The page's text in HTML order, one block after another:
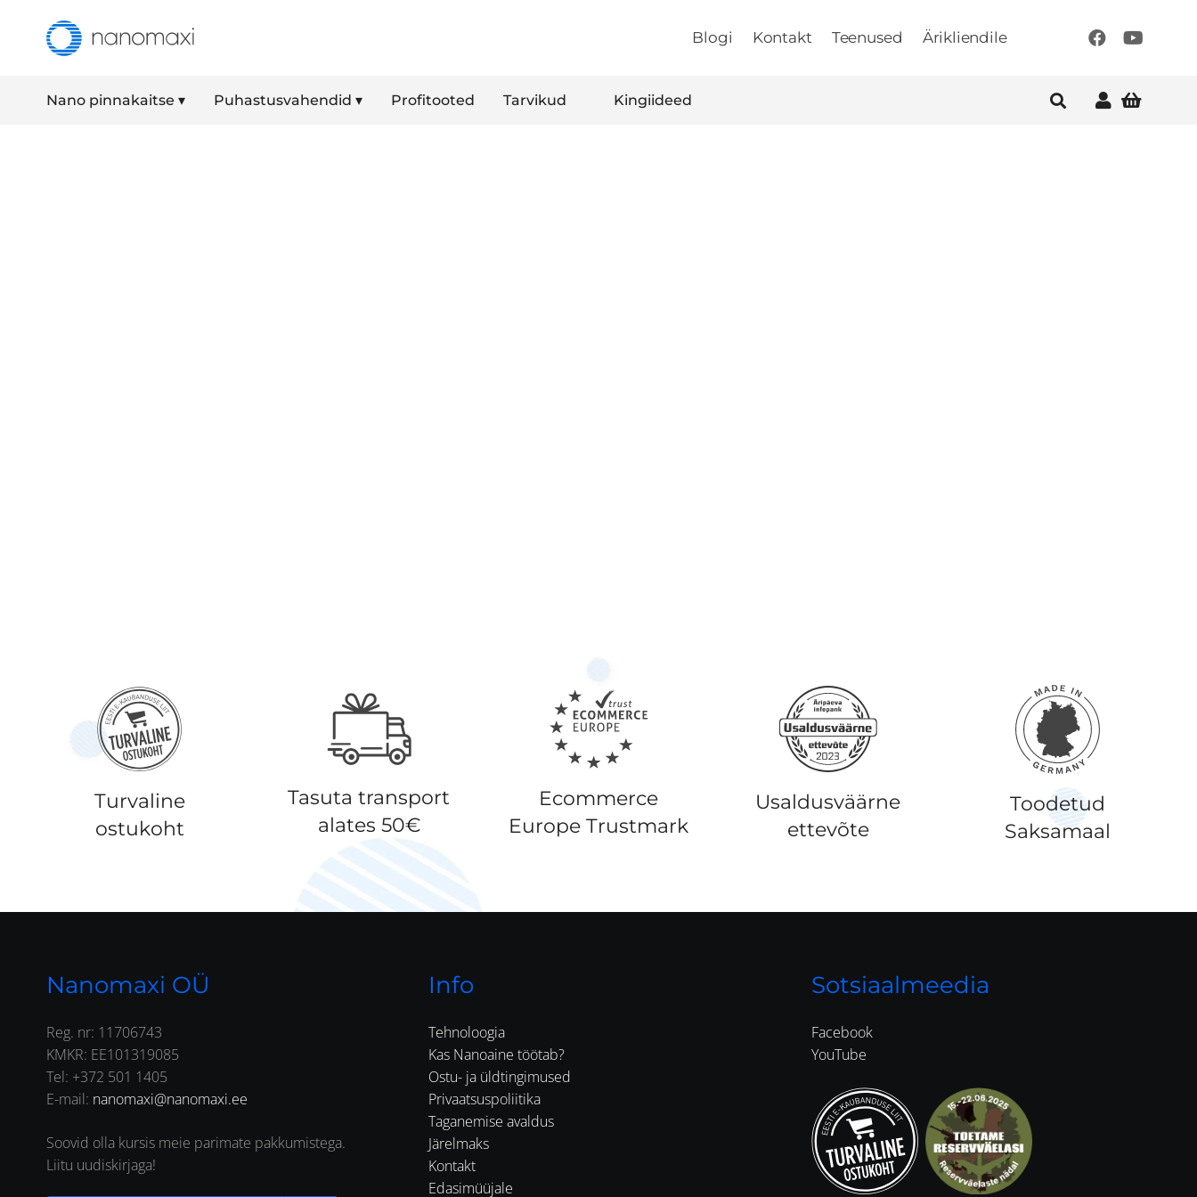
Blogi Kontakt Teenused Ärikliendile
Nano pinnakaitse ▾ Puhastusvahendid ▾ Profitooted Tarvikud Kingiideed
Turvaline
ostukoht
Tasuta transport
alates 50€
Ecommerce
Europe Trustmark
Usaldusväärne
ettevõte
Toodetud
Saksamaal
Nanomaxi OÜ
Reg. nr: 11706743
KMKR: EE101319085
Tel: +372 501 1405
E-mail: nanomaxi@nanomaxi.ee
Soovid olla kursis meie parimate pakkumistega.
Liitu uudiskirjaga!
Info
Tehnoloogia
Kas Nanoaine töötab?
Ostu- ja üldtingimused
Privaatsuspoliitika
Taganemise avaldus
Järelmaks
Kontakt
Edasimüüjale
Sotsiaalmeedia
Facebook
YouTube